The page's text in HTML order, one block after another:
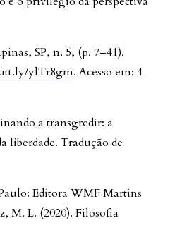
SP, n. 5, (p. 7–41).
ylTr8gm. Acesso em: 4
a transgredir: a
liberdade. Tradução de
Editora WMF Martins
M. L. (2020). Filosofia